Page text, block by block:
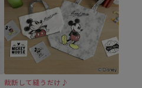
裁断して縫うだけ♪